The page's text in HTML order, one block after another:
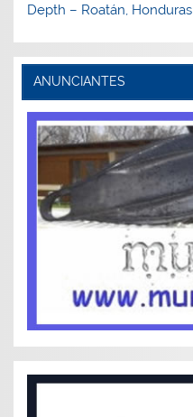
Depth – Roatán, Honduras
ANUNCIANTES